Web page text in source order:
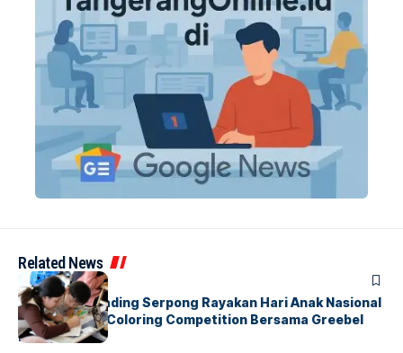
Related News
BERITAINDEX
Atria Hotel Gading Serpong Rayakan Hari Anak Nasional
Lewat Family Coloring Competition Bersama Greebel
Indonesia